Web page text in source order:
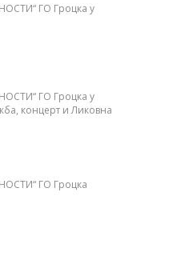
ГО Гроцка у
ГО Гроцка у
концерт и Ликовна
ГО Гроцка